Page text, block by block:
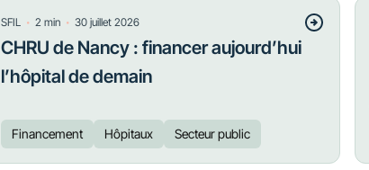
SFIL・ 2 min・ 30 juillet 2026
CHRU de Nancy : financer aujourd’hui
l’hôpital de demain
Financement Hôpitaux Secteur public